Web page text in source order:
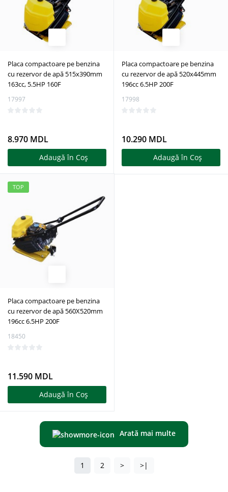
Placa compactoare pe benzina
cu rezervor de apă 515x390mm
163cc, 5.5HP 160F
17997
8.970 MDL
Adaugă în Coş
Placa compactoare pe benzina
cu rezervor de apă 520x445mm
196cc 6.5HP 200F
17998
10.290 MDL
Adaugă în Coş
TOP
Placa compactoare pe benzina
cu rezervor de apă 560X520mm
196cc 6.5HP 200F
18450
11.590 MDL
Adaugă în Coş
Arată mai multe
1 2 > >|